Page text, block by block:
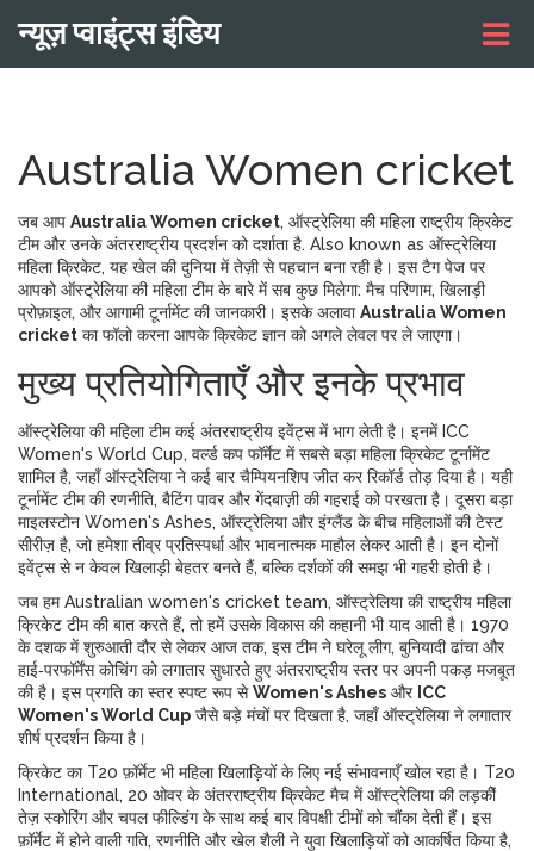
न्यूज़ प्वाइंट्स इंडिय
Australia Women cricket
जब आप Australia Women cricket, ऑस्ट्रेलिया की महिला राष्ट्रीय क्रिकेट
टीम और उनके अंतरराष्ट्रीय प्रदर्शन को दर्शाता है. Also known as ऑस्ट्रेलिया
महिला क्रिकेट, यह खेल की दुनिया में तेज़ी से पहचान बना रही है । इस टैग पेज पर
आपको ऑस्ट्रेलिया की महिला टीम के बारे में सब कुछ मिलेगा: मैच परिणाम, खिलाड़ी
प्रोफ़ाइल, और आगामी टूर्नामेंट की जानकारी। इसके अलावाAustralia Women
cricket का फॉलो करना आपके क्रिकेट ज्ञान को अगले लेवल पर ले जाएगा।
मुख्य प्रतियोगिताएँ और इनके प्रभाव
ऑस्ट्रेलिया की महिला टीम कई अंतरराष्ट्रीय इवेंट्स में भाग लेती है। इनमें ICC
Women's World Cup, वर्ल्ड कप फॉर्मेट में सबसे बड़ा महिला क्रिकेट टूर्नामेंट
शामिल है, जहाँ ऑस्ट्रेलिया ने कई बार चैम्पियनशिप जीत कर रिकॉर्ड तोड़ दिया है। यही
टूर्नामेंट टीम की रणनीति, बैटिंग पावर और गेंदबाज़ी की गहराई को परखता है। दूसरा बड़ा
माइलस्टोन Women's Ashes, ऑस्ट्रेलिया और इंग्लैंड के बीच महिलाओं की टेस्ट
सीरीज़ है, जो हमेशा तीव्र प्रतिस्पर्धा और भावनात्मक माहौल लेकर आती है। इन दोनों
इवेंट्स से न केवल खिलाड़ी बेहतर बनते हैं, बल्कि दर्शकों की समझ भी गहरी होती है।
जब हमAustralian women's cricket team, ऑस्ट्रेलिया की राष्ट्रीय महिला
क्रिकेट टीमकी बात करते हैं, तो हमें उसके विकास की कहानी भी याद आती है। 1970
के दशक में शुरुआती दौर से लेकर आज तक, इस टीम ने घरेलू लीग, बुनियादी ढांचा और
हाई‑परफॉर्मेंस कोचिंग को लगातार सुधारते हुए अंतरराष्ट्रीय स्तर पर अपनी पकड़ मजबूत
की है। इस प्रगति का स्तर स्पष्ट रूप सेWomen's Ashes और ICC
Women's World Cup जैसे बड़े मंचों पर दिखता है, जहाँ ऑस्ट्रेलिया ने लगातार
शीर्ष प्रदर्शन किया है।
क्रिकेट का T20 फ़ॉर्मेट भी महिला खिलाड़ियों के लिए नई संभावनाएँ खोल रहा है। T20
International, 20 ओवर के अंतरराष्ट्रीय क्रिकेट मैच में ऑस्ट्रेलिया की लड़कीें
तेज़ स्कोरिंग और चपल फील्डिंग के साथ कई बार विपक्षी टीमों को चौंका देती हैं। इस
फ़ॉर्मेट में होने वाली गति, रणनीति और खेल शैली ने युवा खिलाड़ियों को आकर्षित किया है,